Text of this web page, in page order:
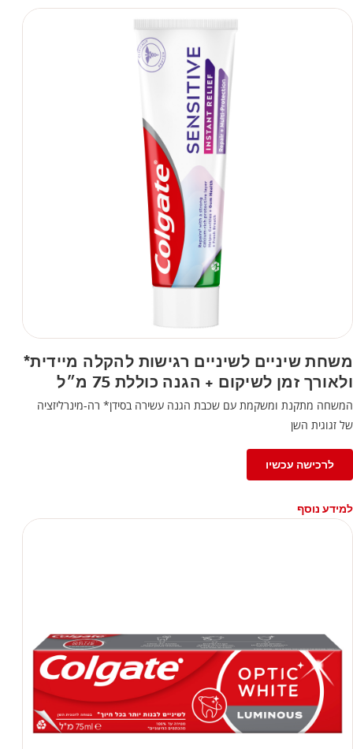
משחת שיניים לשיניים רגישות להקלה מיידית*
ולאורך זמן לשיקום + הגנה כוללת 75 מ״ל
המשחה מתקנת ומשקמת עם שכבת הגנה עשירה בסידן* רה-מינרליזציה
של זגוגית השן
לרכישה עכשיו
למידע נוסף